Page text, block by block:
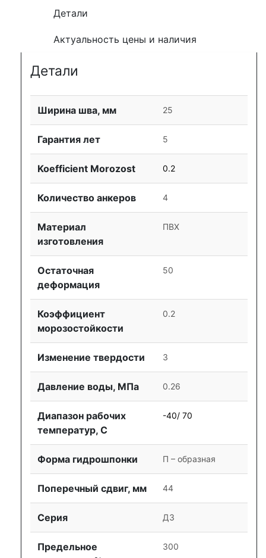
Детали
Актуальность цены и наличия
Детали
Ширина шва, мм 25
Гарантия лет 5
Koefficient Morozost 0.2
Количество анкеров 4
Материал
изготовления
ПВХ
Остаточная
деформация
50
Коэффициент
морозостойкости
0.2
Изменение твердости 3
Давление воды, МПа 0.26
Диапазон рабочих
температур, С
-40/ 70
Форма гидрошпонки П – образная
Поперечный сдвиг, мм 44
Серия ДЗ
Предельное
300